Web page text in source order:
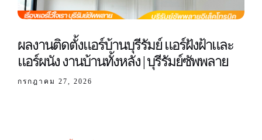
ผลงานติดตั้งแอร์บ้านบุรีรัมย์ แอร์ฝังฝ้าและ
แอร์ผนัง งานบ้านทั้งหลัง | บุรีรัมย์ซัพพลาย
กรกฎาคม 27, 2026